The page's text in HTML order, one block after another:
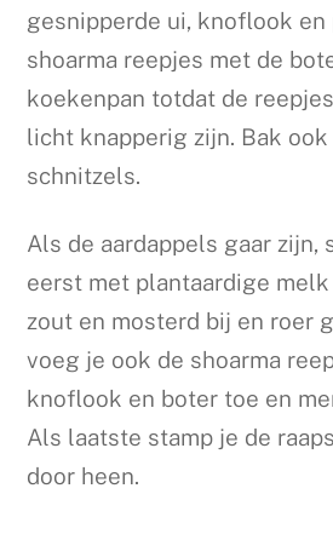
gesnipperde ui, knoflook en
shoarma reepjes met de
koekenpan totdat de
licht knapperig zijn. Bak
schnitzels.
Als de aardappels gaar zijn,
eerst met plantaardige
zout en mosterd bij en roer
voeg je ook de shoarma
knoflook en boter toe en
Als laatste stamp je de
door heen.